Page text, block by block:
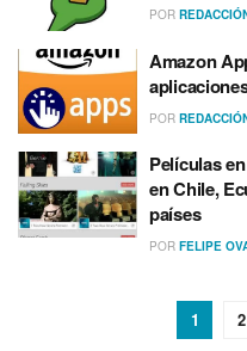
POR
Amazon
POR
Pelí­culas
en Chile,
paí­ses
POR FELIPE
1 2